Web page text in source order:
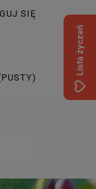
SIĘ
Lista życzeń